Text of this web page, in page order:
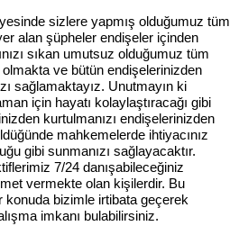
sizlere yapmış olduğumuz tüm
alan şüpheler endişeler içinden
sıkan umutsuz olduğumuz tüm
olmakta ve bütün endişelerinizden
sağlamaktayız. Unutmayın ki
için hayatı kolaylaştıracağı gibi
kurtulmanızı endişelerinizden
mahkemelerde ihtiyacınız
gibi sunmanızı sağlayacaktır.
7/24 danışabileceğiniz
vermekte olan kişilerdir. Bu
konuda bizimle irtibata geçerek
imkanı bulabilirsiniz.